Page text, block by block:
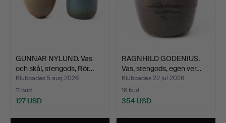
GUNNAR NYLUND. Vas
och skål, stengods, Rör…
Klubbades 5 aug 2026
11 bud
127 USD
RAGNHILD GODENIUS.
Vas, stengods, egen ver…
Klubbades 22 jul 2026
16 bud
354 USD